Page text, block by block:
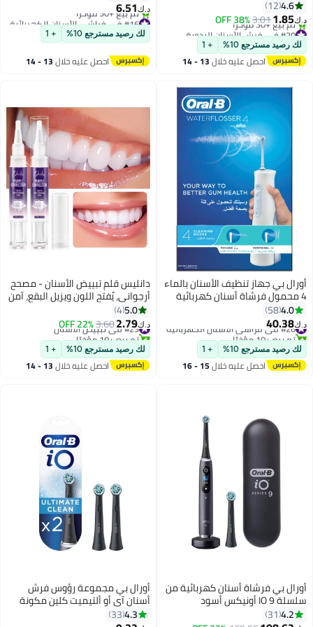
3 قطع متعدد الألوان 4.6
12
د.ك‏1.85
3.01
38% OFF
#20 في فرش الأسنان اليدوية
أقل سعر في السنة
تم بيع +30 مؤخرًا
#20 في فرش الأسنان اليدوية
لك رصيد مسترجع 10% + 1
احصل عليه خلال 13 - 14
فرشاة بديل
د.ك‏6.51
#16 في فراشي الأسنان الكهربائية
أقل سعر في 7 يوم
تم بيع +50 مؤخرًا
#16 في فراشي الأسنان الكهربائية
لك رصيد مسترجع 10% + 1
احصل عليه خلال 13 - 14
أورال بي جهاز تنظيف الأسنان بالماء
4 محمول فرشاة أسنان كهربائية
4.0
58
د.ك‏40.38
#26 في فراشي الأسنان الكهربائية
تم بيع +10 مؤخرًا
#26 في فراشي الأسنان الكهربائية
لك رصيد مسترجع 10% + 1
احصل عليه خلال 15 - 16
دانليس قلم تبييض الأسنان - مصحح
أرجواني، يُفتح اللون ويزيل البقع، آمن
على معجون الأسنان، يحسّن مظهر
الأسنان، استمتع بأجمل ابتسامة
5.0
4
د.ك‏2.79
3.60
22% OFF #23 في تبييض الأسنان
تم بيع +10 مؤخرًا
#23 في تبييض الأسنان
لك رصيد مسترجع 10% + 1
احصل عليه خلال 13 - 14
أورال بي فرشاة أسنان كهربائية من
سلسلة IO 9 أونيكس أسود
4.2
31
أورال بي مجموعة رؤوس فرش
أسنان آي أو ألتيميت كلين مكونة
من قطعتين أسود
4.3
33